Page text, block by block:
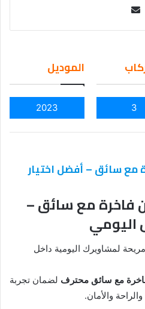
ail
3
الموديل
2023
مع سائق – أفضل اختيار
فاخرة مع سائق –
اليومي
لمشاويرك اليومية داخل
مع سائق محترف لضمان تجربة
والأمان.